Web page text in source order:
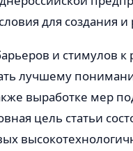
для создания и
и стимулов к
лучшему
выработке мер
цель статьи